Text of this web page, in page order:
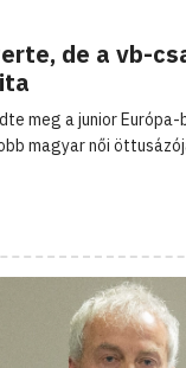
de a vb-
meg a junior
magyar női